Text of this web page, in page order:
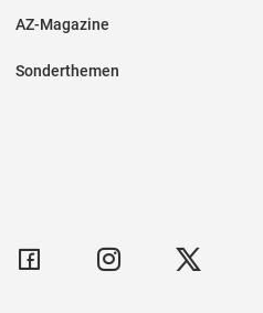
AZ-Magazine
Sonderthemen